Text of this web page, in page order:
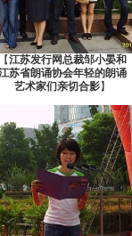
【江苏发行网总裁邹小晏和
苏省朗诵协会年轻的朗诵
艺术家们亲切合影】